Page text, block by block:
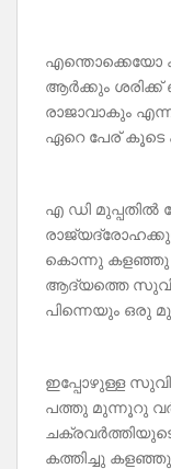
എന്തൊക്കെയോ
ആർക്കും ശരിക്ക്
രാജാവാകും
ഏറെ പേര് കൂടെ
എ ഡി മുപ്പതിൽ
കൊന്നു കളഞ്ഞു .
ആദ്യത്തെ
പിന്നെയും ഒരു
ഇപ്പോഴുള്ള
പത്തു മുന്നൂറു
കത്തിച്ചു